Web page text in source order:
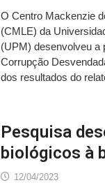
O Centro Mackenzie
(CMLE) da
(UPM) desenvolveu a
Corrupção
dos resultados do
Pesquisa
biológicos à
12/04/2023